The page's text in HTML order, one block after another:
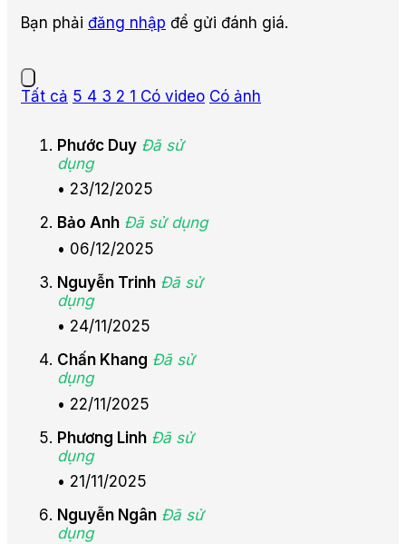
Bạn phải đăng nhập để gửi đánh giá.
Tất cả 5 4 3 2 1 Có video Có ảnh
Phước Duy Đã sử
dụng
• 23/12/2025
Bảo Anh Đã sử dụng
• 06/12/2025
Nguyễn Trinh Đã sử
dụng
• 24/11/2025
Chấn Khang Đã sử
dụng
• 22/11/2025
Phương Linh Đã sử
dụng
• 21/11/2025
Nguyễn Ngân Đã sử
dụng